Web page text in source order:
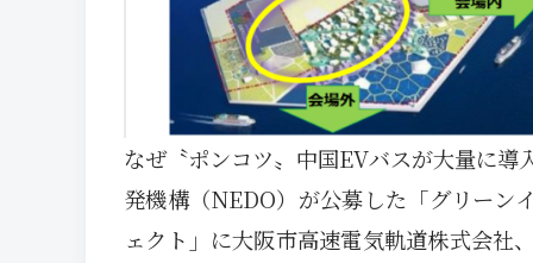
なぜ〝ポンコツ〟中国EVバスが大量に
発機構（NEDO）が公募した「グリーン
ェクト」に大阪市高速電気軌道株式会社